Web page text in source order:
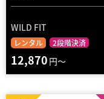
WILD FIT
レンタル 2段階決済
12,870 円～